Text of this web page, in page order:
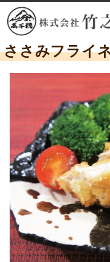
ささみフライ